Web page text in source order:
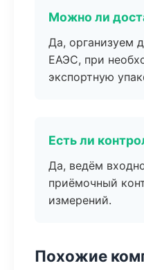
Можно ли
Да, организуем
ЕАЭС, при
экспортную
Есть ли
Да, ведём
приёмочный
измерений.
Похожие